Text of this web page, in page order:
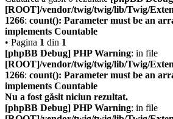
[ROOT]/vendor/twig/twig/lib/Twig/
1266: count(): Parameter must be an
implements Countable
• Pagina 1 din 1
[phpBB Debug] PHP Warning: in file
[ROOT]/vendor/twig/twig/lib/Twig/
1266: count(): Parameter must be an
implements Countable
Nu a fost găsit niciun rezultat.
[phpBB Debug] PHP Warning: in file